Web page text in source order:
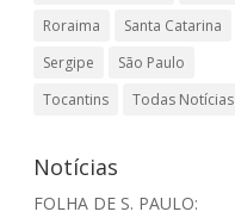
Roraima
Santa Catarina
Sergipe
São Paulo
Tocantins
Todas Notícias
Notícias
FOLHA DE S. PAULO: